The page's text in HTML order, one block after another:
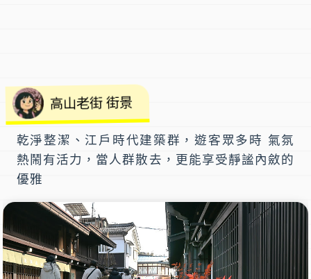
高山老街 街景
乾淨整潔、江戶時代建築群，遊客眾多時 氣氛
熱鬧有活力，當人群散去，更能享受靜謐內斂的
優雅